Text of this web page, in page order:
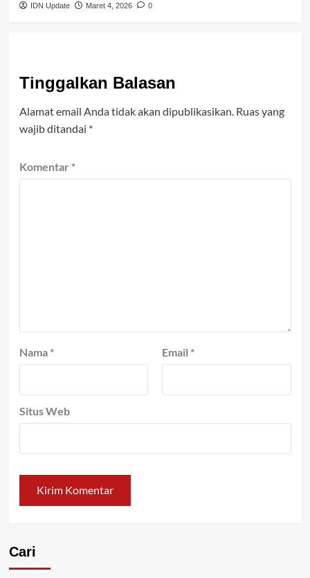
IDN Update Maret 4, 2026 0
Tinggalkan Balasan
Alamat email Anda tidak akan dipublikasikan. Ruas yang
wajib ditandai *
Komentar *
Nama * Email *
Situs Web
Cari